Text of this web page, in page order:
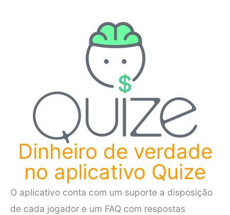
Dinheiro de verdade
no aplicativo Quize
O aplicativo conta com um suporte a disposição
de cada jogador e um FAQ com respostas